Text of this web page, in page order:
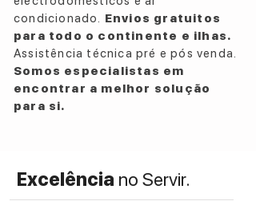
Center channel loudspeaker
Frequency Response
60 Hz – 20 kHz ±3 dB
Sensitivity
91 dB @ 2.83V / 1m
Power Handling
8 Ohms compatible
Drivers
condicionado. Envios gratuitos
para todo o continente e ilhas.
Assistência técnica pré e pós venda.
Somos especialistas em
encontrar a melhor solução
para si.
Excelência no Servir.